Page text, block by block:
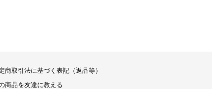
商取引法に基づく表記（返品等）
商品を友達に教える